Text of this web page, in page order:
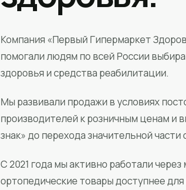
Компания «Первый Гипермаркет
помогали людям по всей России
здоровья и средства реабилитации.
Мы развивали продажи в условиях
производителей к розничным ценам и
знак» до перехода значительной
С 2021 года мы активно работали
ортопедические товары доступнее